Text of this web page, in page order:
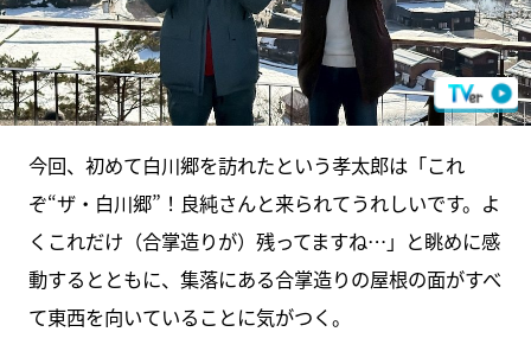
今回、初めて白川郷を訪れたという孝太郎は「これ
ぞ“ザ・白川郷”！良純さんと来られてうれしいです。よ
くこれだけ（合掌造りが）残ってますね…」と眺めに感
動するとともに、集落にある合掌造りの屋根の面がすべ
て東西を向いていることに気がつく。